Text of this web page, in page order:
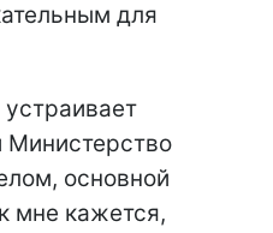
для
основной
мне кажется,